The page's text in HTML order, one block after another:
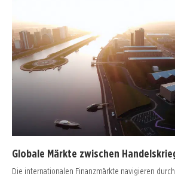
Globale Märkte zwischen
Die internationalen Finanzmärkte navigieren